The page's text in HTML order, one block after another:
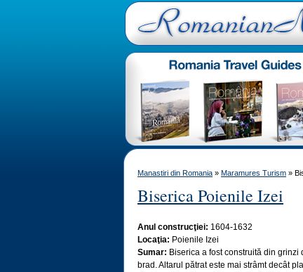
Manastiri din Romania » Maramures Turism »
Biserica Poienile Izei
Anul construcţiei: 1604-1632
Locaţia: Poienile Izei
Sumar: Biserica a fost construită din grinzi
brad. Altarul pătrat este mai strâmt decât